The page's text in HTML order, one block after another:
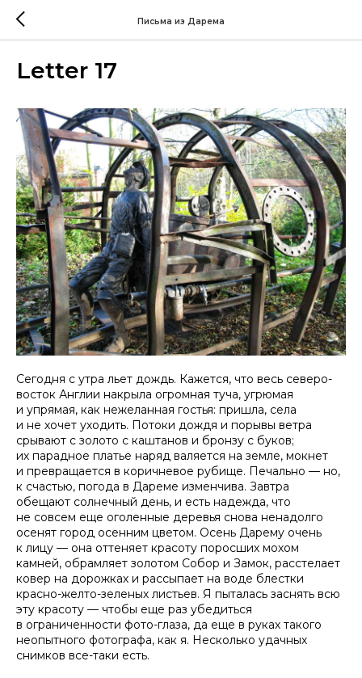
Письма из Дарема
Letter 17
Cегодня с утра льет дождь. Кажется, что весь северо-
восток Англии накрыла огромная туча, угрюмая
и упрямая, как нежеланная гостья: пришла, села
и не хочет уходить. Потоки дождя и порывы ветра
срывают с золото с каштанов и бронзу с буков;
их парадное платье наряд валяется на земле, мокнет
и превращается в коричневое рубище. Печально — но,
к счастью, погода в Дареме изменчива. Завтра
обещают солнечный день, и есть надежда, что
не совсем еще оголенные деревья снова ненадолго
осенят город осенним цветом. Осень Дарему очень
к лицу — она оттеняет красоту поросших мохом
камней, обрамляет золотом Собор и Замок, расстелает
ковер на дорожках и рассыпает на воде блестки
красно-желто-зеленых листьев. Я пыталась заснять всю
эту красоту — чтобы еще раз убедиться
в ограниченности фото-глаза, да еще в руках такого
неопытного фотографа, как я. Несколько удачных
снимков все-таки есть.